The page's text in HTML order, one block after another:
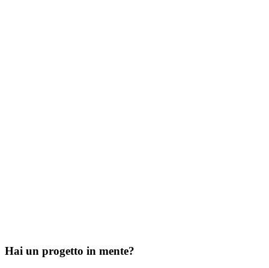
Hai un progetto in mente?